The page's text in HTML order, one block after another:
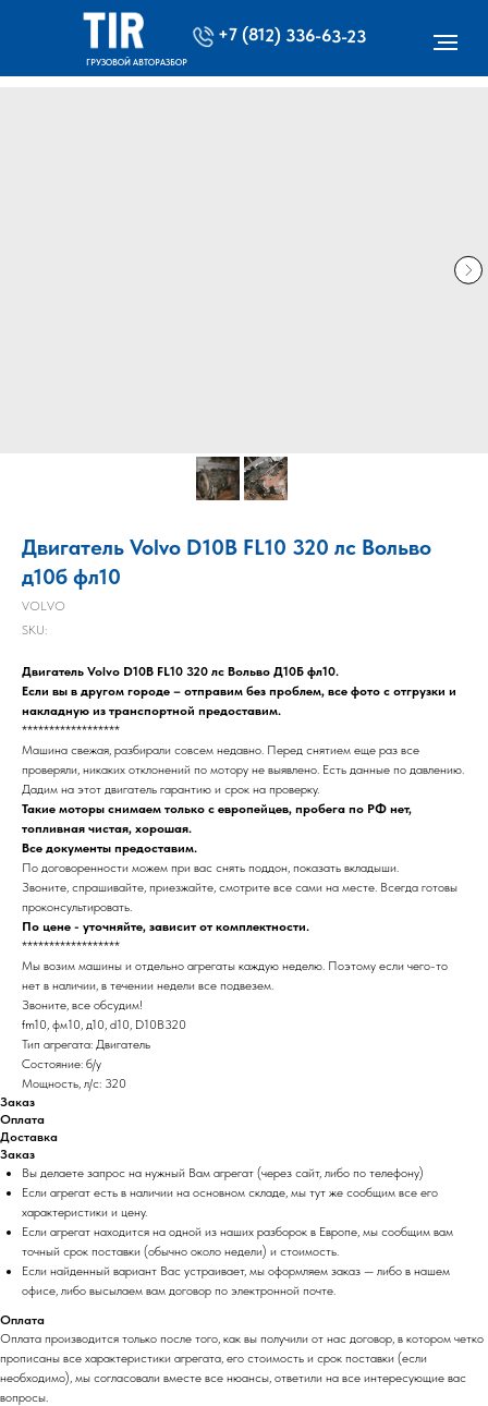
+7 (812) 336-63-23
ГРУЗОВОЙ АВТОРАЗБОР
Двигатель Volvo D10B FL10 320 лс Вольво
д10б фл10
VOLVO
SKU:
Двигатель Volvo D10B FL10 320 лс Вольво Д10Б фл10.
Если вы в другом городе – отправим без проблем, все фото с отгрузки и
накладную из транспортной предоставим.
******************
Машина свежая, разбирали совсем недавно. Перед снятием еще раз все
проверяли, никаких отклонений по мотору не выявлено. Есть данные по давлению.
Дадим на этот двигатель гарантию и срок на проверку.
Такие моторы снимаем только с европейцев, пробега по РФ нет,
топливная чистая, хорошая.
Все документы предоставим.
По договоренности можем при вас снять поддон, показать вкладыши.
Звоните, спрашивайте, приезжайте, смотрите все сами на месте. Всегда готовы
проконсультировать.
По цене - уточняйте, зависит от комплектности.
******************
Мы возим машины и отдельно агрегаты каждую неделю. Поэтому если чего-то
нет в наличии, в течении недели все подвезем.
Звоните, все обсудим!
fm10, фм10, д10, d10, D10B320
Тип агрегата: Двигатель
Состояние: б/у
Мощность, л/с: 320
Заказ
Оплата
Доставка
Заказ
Вы делаете запрос на нужный Вам агрегат (через сайт, либо по телефону)
Если агрегат есть в наличии на основном складе, мы тут же сообщим все его
характеристики и цену.
Если агрегат находится на одной из наших разборок в Европе, мы сообщим вам
точный срок поставки (обычно около недели) и стоимость.
Если найденный вариант Вас устраивает, мы оформляем заказ — либо в нашем
офисе, либо высылаем вам договор по электронной почте.
Оплата
Оплата производится только после того, как вы получили от нас договор, в котором четко
прописаны все характеристики агрегата, его стоимость и срок поставки (если
необходимо), мы согласовали вместе все нюансы, ответили на все интересующие вас
вопросы.